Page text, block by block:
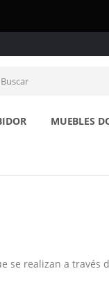
MUEBLES
se realizan a través